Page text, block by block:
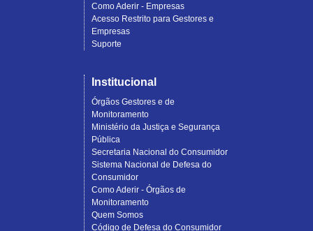
Como Aderir - Empresas
Acesso Restrito para Gestores e
Empresas
Suporte
Institucional
Órgãos Gestores e de
Monitoramento
Ministério da Justiça e Segurança
Pública
Secretaria Nacional do Consumidor
Sistema Nacional de Defesa do
Consumidor
Como Aderir - Órgãos de
Monitoramento
Quem Somos
Código de Defesa do Consumidor